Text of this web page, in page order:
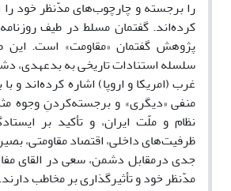
را برجسته و چارچوب‌های مدّ‌نظر خود را
کرده‌اند. گفتمان مسلط در طیف
پژوهش گفتمان «مقاومت» است. این
سلسله استنادات تاریخی به بدعهدی،
غرب (امریکا و اروپا) اشاره کرده‌اند و
منفی «دیگری» و برجسته‌کردنِ وجوه
نظام و ملّت ایران، و تأکید بر
ظرفیت‌های داخلی، اقتصاد مقاومتی،
جدی درمقابل دشمن، سعی در القای
مدّ‌نظر خود و تأثیرگذاری بر مخاطب دارند.